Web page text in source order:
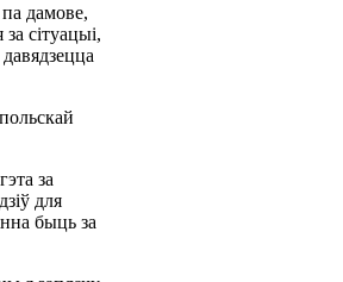
дамове,
сітуацыі,
за
для
быць за